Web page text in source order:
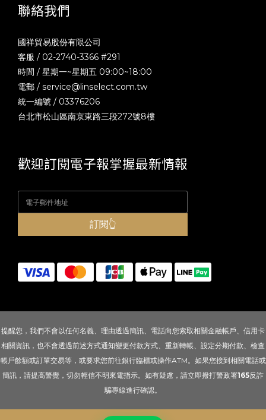
聯絡我們
國祥貿易股份有限公司
客服 / 02-2740-3366 #291
時間 / 星期一~星期五 09:00~18:00
電郵 / service@linselect.com.tw
統一編號 / 03376206
台北市松山區南京東路三段272號8樓
歡迎訂閱電子報掌握最新情報
訂閱👆
提醒您，我們不會以任何名義、理由透過簡訊、電話向您索取相關金融帳戶、信用卡
相關資訊，也不會透過前述方式通知變更付款方式、重新轉帳、設定分期付款、檢查
帳戶餘額或訂單交易等，或要求您前往銀行臨櫃或操作ATM。如果您接到相關電話或
簡訊，請提高警覺，切勿輕信不明來電指示。如有疑慮，請立即撥打警政署165反詐
騙專線進行確認。